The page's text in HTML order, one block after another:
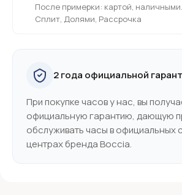
После примерки: картой,
Сплит, Долями, Рассрочка
2 года официальной
При покупке часов у нас, вы
официальную гарантию, дающую
обслуживать часы в официальных
центрах бренда Boccia.